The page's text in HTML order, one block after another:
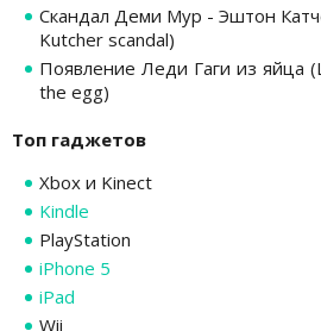
Скандал Деми Мур - Эштон
Kutcher scandal)
Появление Леди Гаги из яйца
the egg)
Топ гаджетов
Xbox и Kinect
Kindle
PlayStation
iPhone 5
iPad
Wii